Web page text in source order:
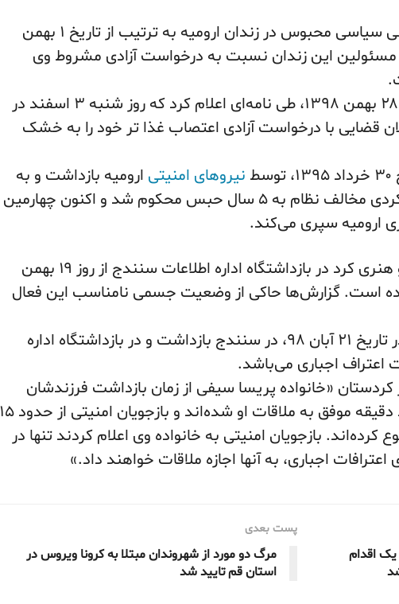
– سیامک اشرفی اشگه‌سو زندانی سیاسی محبوس در زندان ارومیه به ترتیب از تاریخ ۱ بهمن
مسئولین این زندان نسبت به درخواست آزادی مشروط وی
این زندانی سیاسی روز دوشنبه ۲۸ بهمن ۱۳۹۸، طی نامه‌ای اعلام کرد که روز شنبه ۳ اسفند در
قضایی با درخواست آزادی اعتصاب غذا تر خود را به خشک
نیروهای امنیتی ارومیه بازداشت و به
اتهام عضویت در یکی از احزاب کردی مخالف نظام به ۵ سال حبس محکوم شد و اکنون چهارمین
ارومیه سپری می‌کند.
– پریسا سیفی، فعال فرهنگی و هنری کرد در بازداشتگاه اداره اطلاعات سنندج از روز ۱۹ بهمن
کرده است. گزارش‌ها حاکی از وضعیت جسمی نامناسب این فعال
این فعال فرهنگی و هنری کرد در تاریخ ۲۱ آبان ۹۸، در سنندج بازداشت و در بازداشتگاه اداره
اجباری می‌باشد.
«خانواده پریسا سیفی از زمان بازداشت فرزندشان
تاکنون تنها یک بار به مدت چند دقیقه موفق به ملاقات او شده‌اند و بازجویان امنیتی از حدود ۱۵
بازجویان امنیتی به خانواده وی اعلام کردند تنها در
اجباری، به آنها اجازه ملاقات خواهند داد.»
یک اقدام
پست بعدی
مرگ دو مورد از شهروندان مبتلا به کرونا ویروس در
استان قم تایید شد